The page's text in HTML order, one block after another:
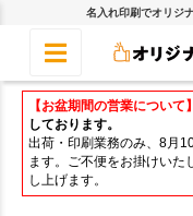
名入れ印刷でオリジ
【お盆期間の営業について】
しております。
出荷・印刷業務のみ、8月
ます。ご不便をお掛けいた
し上げます。